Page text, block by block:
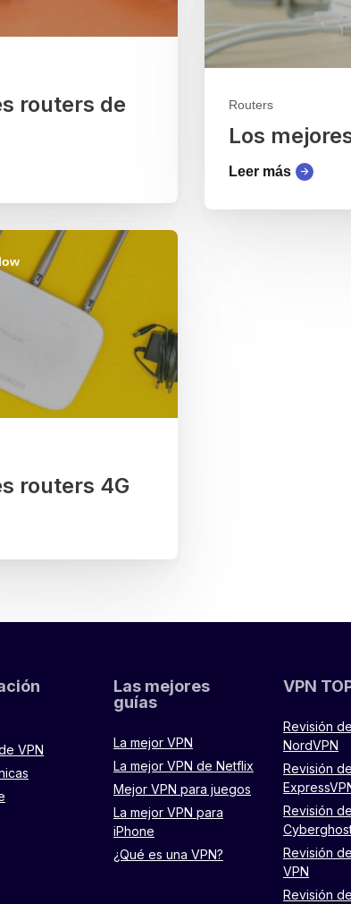
routers de
Routers
Los
Leer más
routers 4G
VPN
Las mejores
guías
La mejor VPN
La mejor VPN de Netflix
Mejor VPN para juegos
La mejor VPN para
iPhone
¿Qué es una VPN?
VPN
Revisión de
NordVPN
Revisión de
Revisión de
Revisión
VPN
Revisión